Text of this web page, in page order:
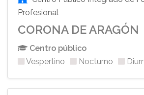
Profesional
CORONA DE ARAGÓN
Centro público
Vespertino
Nocturno